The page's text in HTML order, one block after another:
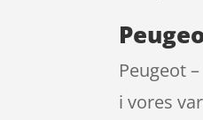
Peugeot
i vores